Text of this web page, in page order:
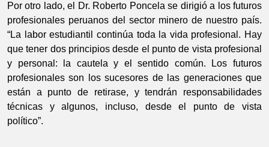
Por otro lado, el Dr. Roberto Poncela se dirigió a los futuros
profesionales peruanos del sector minero de nuestro país.
“La labor estudiantil continúa toda la vida profesional. Hay
que tener dos principios desde el punto de vista profesional
y personal: la cautela y el sentido común. Los futuros
profesionales son los sucesores de las generaciones que
están a punto de retirase, y tendrán responsabilidades
técnicas y algunos, incluso, desde el punto de vista
político”.